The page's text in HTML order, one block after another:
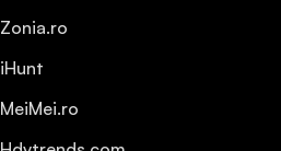
Zonia.ro
iHunt
MeiMei.ro